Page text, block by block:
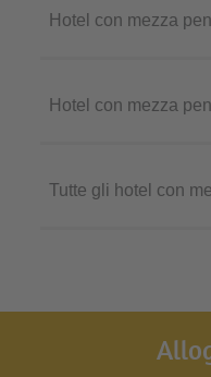
Hotel con mezza
Hotel con mezza
Tutte gli hotel con